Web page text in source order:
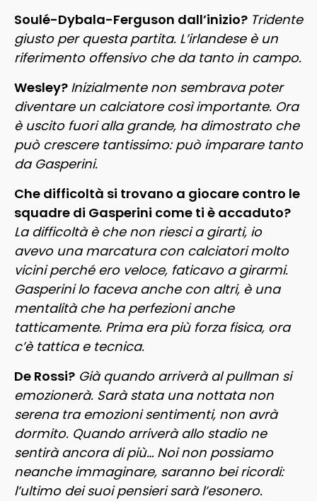
Soulé-Dybala-Ferguson dall’inizio? Tridente
giusto per questa partita. L’irlandese è un
riferimento offensivo che da tanto in campo.
Wesley? Inizialmente non sembrava poter
diventare un calciatore così importante. Ora
è uscito fuori alla grande, ha dimostrato che
può crescere tantissimo: può imparare tanto
da Gasperini.
Che difficoltà si trovano a giocare contro le
squadre di Gasperini come ti è accaduto?
La difficoltà è che non riesci a girarti, io
avevo una marcatura con calciatori molto
vicini perché ero veloce, faticavo a girarmi.
Gasperini lo faceva anche con altri, è una
mentalità che ha perfezioni anche
tatticamente. Prima era più forza fisica, ora
c’è tattica e tecnica.
De Rossi? Già quando arriverà al pullman si
emozionerà. Sarà stata una nottata non
serena tra emozioni sentimenti, non avrà
dormito. Quando arriverà allo stadio ne
sentirà ancora di più… Noi non possiamo
neanche immaginare, saranno bei ricordi:
l’ultimo dei suoi pensieri sarà l’esonero.